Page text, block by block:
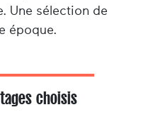
Une sélection de
époque.
choisis